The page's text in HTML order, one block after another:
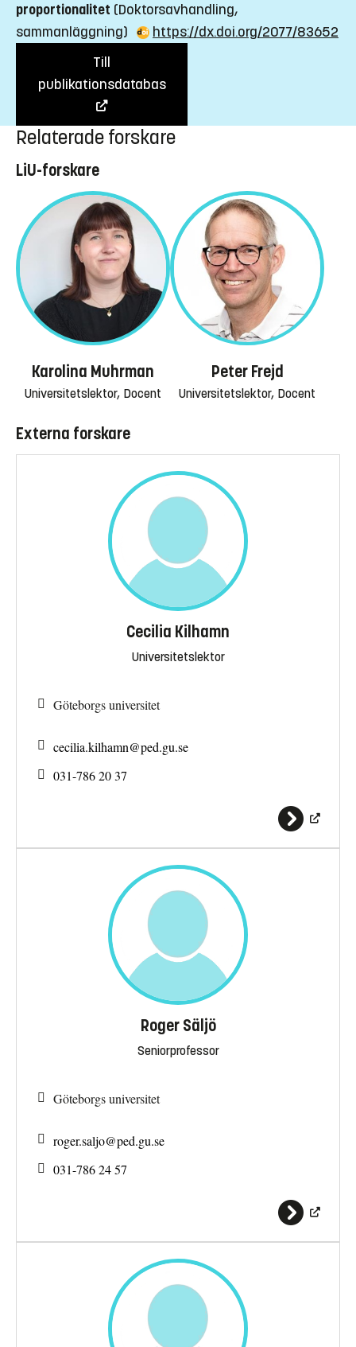
proportionalitet (Doktorsavhandling,
sammanläggning)
https://dx.doi.org/2077/83652
Till
publikationsdatabas
Relaterade forskare
LiU-forskare
Karolina Muhrman
Universitetslektor, Docent
Peter Frejd
Universitetslektor, Docent
Externa forskare
Cecilia Kilhamn
Universitetslektor
Göteborgs universitet
cecilia.kilhamn@ped.gu.se
031-786 20 37
Roger Säljö
Seniorprofessor
Göteborgs universitet
roger.saljo@ped.gu.se
031-786 24 57